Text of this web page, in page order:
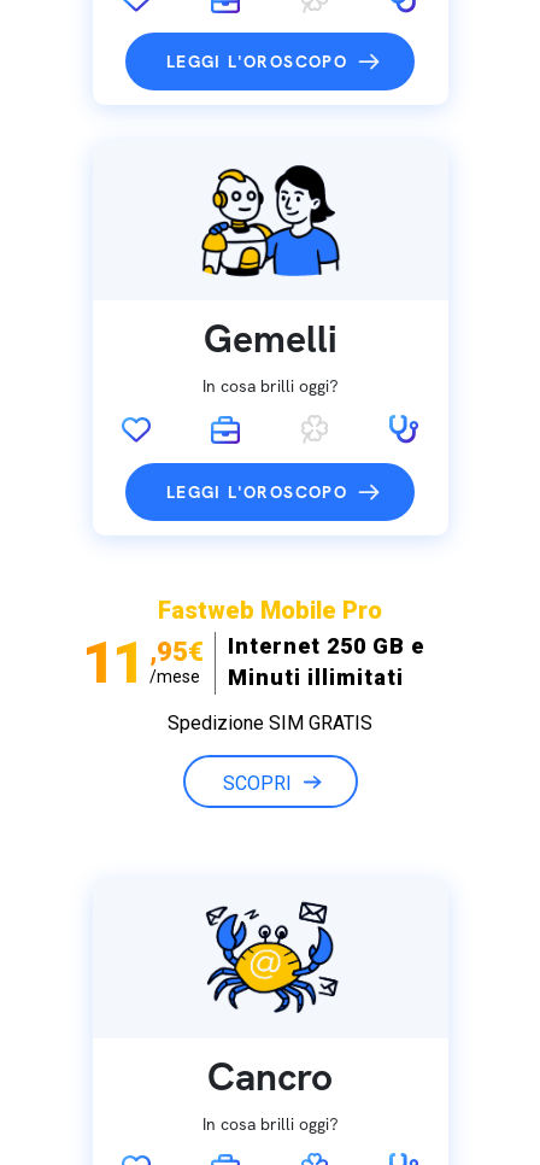
LEGGI L'OROSCOPO
Gemelli
In cosa brilli oggi?
LEGGI L'OROSCOPO
Fastweb Mobile Pro
11 ,95€
/mese
Internet 250 GB e
Minuti illimitati
Spedizione SIM GRATIS
SCOPRI
Cancro
In cosa brilli oggi?